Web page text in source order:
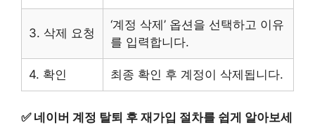
3. 삭제 요청
‘계정 삭제’ 옵션을 선택하고 이유
를 입력합니다.
4. 확인 최종 확인 후 계정이 삭제됩니다.
✅ 네이버 계정 탈퇴 후 재가입 절차를 쉽게 알아보세